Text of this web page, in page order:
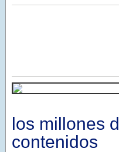
los millones
contenidos